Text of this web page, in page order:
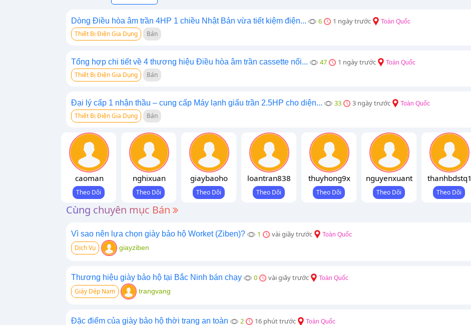
Dòng Điều hòa âm trần 4HP 1 chiều Nhật Bản vừa tiết kiệm điện... 6 1 ngày trước Toàn Quốc
Thiết Bị Điện Gia Dụng Bán
Tổng hợp chi tiết về 4 thương hiệu Điều hòa âm trần cassette nổi... 47 1 ngày trước Toàn Quốc
Thiết Bị Điện Gia Dụng Bán
Đại lý cấp 1 nhận thầu – cung cấp Máy lạnh giấu trần 2.5HP cho diện... 33 3 ngày trước Toàn Quốc
Thiết Bị Điện Gia Dụng Bán
caoman nghixuan giaybaoho loantran838 thuyhong9x nguyenxuant thanhbdstq1
Cùng chuyên mục Bán
Vì sao nên lựa chọn giày bảo hộ Worket (Ziben)? 1 vài giây trước Toàn Quốc
Dịch Vụ giayziben
Thương hiệu giày bảo hộ tại Bắc Ninh bán chạy 0 vài giây trước Toàn Quốc
Giày Dép Nam trangvang
Đặc điểm của giày bảo hộ thời trang an toàn 2 16 phút trước Toàn Quốc